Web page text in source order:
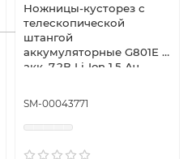
Ножницы-кусторез с
телескопической
штангой
аккумуляторные G801E с
акк. 7.2В Li-Ion 1.5 Ач
SM-00043771